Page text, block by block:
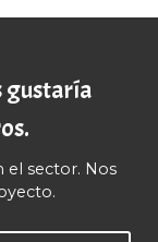
gustaría
el sector. Nos